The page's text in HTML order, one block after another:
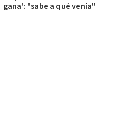
gana': "sabe a qué venía"